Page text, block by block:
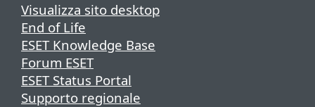
Visualizza sito desktop
End of Life
ESET Knowledge Base
Forum ESET
ESET Status Portal
Supporto regionale